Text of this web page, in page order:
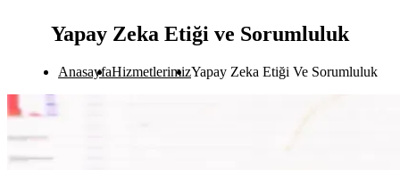
Yapay Zeka Etiği ve Sorumluluk
AnasayfaHizmetlerimizYapay Zeka Etiği Ve Sorumluluk